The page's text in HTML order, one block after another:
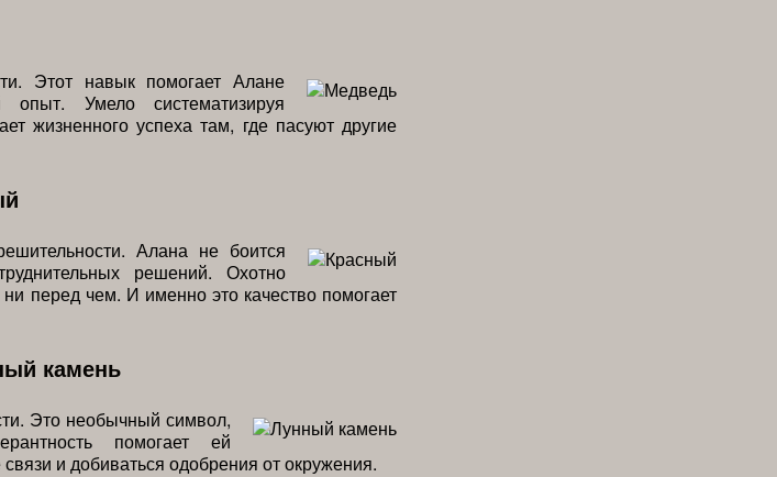
Этот навык помогает Алане
Умело систематизируя
жизненного успеха там, где пасуют другие
Алана не боится
решений. Охотно
перед чем. И именно это качество помогает
камень
Это необычный символ,
помогает ей
и добиваться одобрения от окружения.